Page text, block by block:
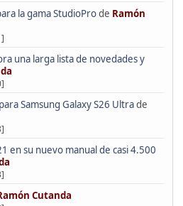
la gama StudioProde Ramón
una larga lista de novedades y
Samsung Galaxy S26 Ultrade
en su nuevo manual de casi 4.500
Cutanda